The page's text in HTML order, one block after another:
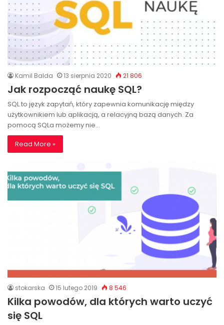
Kamil Balda 13 sierpnia 2020 21 806
Jak rozpocząć naukę SQL?
SQL to język zapytań, który zapewnia komunikację między
użytkownikiem lub aplikacją, a relacyjną bazą danych. Za
pomocą SQLa możemy nie…
Read More »
stokarska 15 lutego 2019 8 546
Kilka powodów, dla których warto uczyć
się SQL